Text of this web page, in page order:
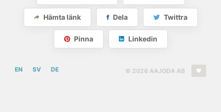
Hämta länk Dela Twittra
Pinna Linkedin
© 2026 AAJODA AB
EN SV DE